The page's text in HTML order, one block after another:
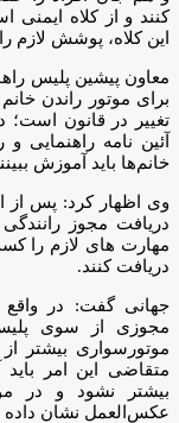
کنند و از کلاه ایمنی
این کلاه، پوشش لازم
معاون پیشین پلیس
برای موتور راندن
آئین نامه راهنمایی
خانم‌ها باید آموزش
وی اظهار کرد: پس از
دریافت مجوز
مهارت های لازم را
دریافت کنند.
جهانی گفت: در واقع
مجوزی از سوی
موتورسواری بیشتر
متقاضی این امر
بیشتر نشود و در
عکس‌العمل نشان داده